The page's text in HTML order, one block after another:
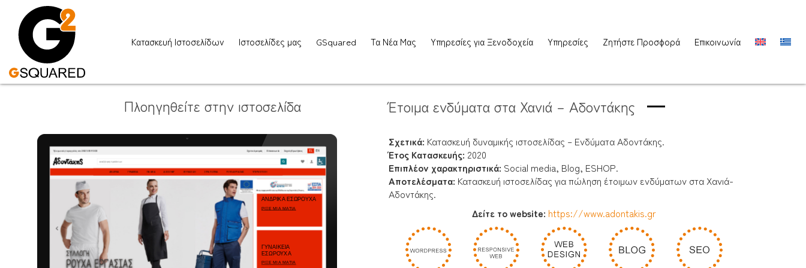
Κατασκευή Ιστοσελίδων Ιστοσελίδες μας GSquared Τα Νέα Μας Υπηρεσίες για Ξενοδοχεία Υπηρεσίες Ζητήστε Προσφορά Επικοινωνία
Πλοηγηθείτε στην ιστοσελίδα Έτοιμα ενδύματα στα Χανιά – Αδοντάκης
Σχετικά: Κατασκευή δυναμικής ιστοσελίδας – Ενδύματα Αδοντάκης.
Έτος Κατασκευής: 2020
Επιπλέον χαρακτηριστικά: Social media, Blog, ESHOP.
Αποτελέσματα: Κατασκευή ιστοσελίδας για πώληση έτοιμων ενδύματων στα Χανιά-
Αδοντάκης.
Δείτε το website: https://www.adontakis.gr